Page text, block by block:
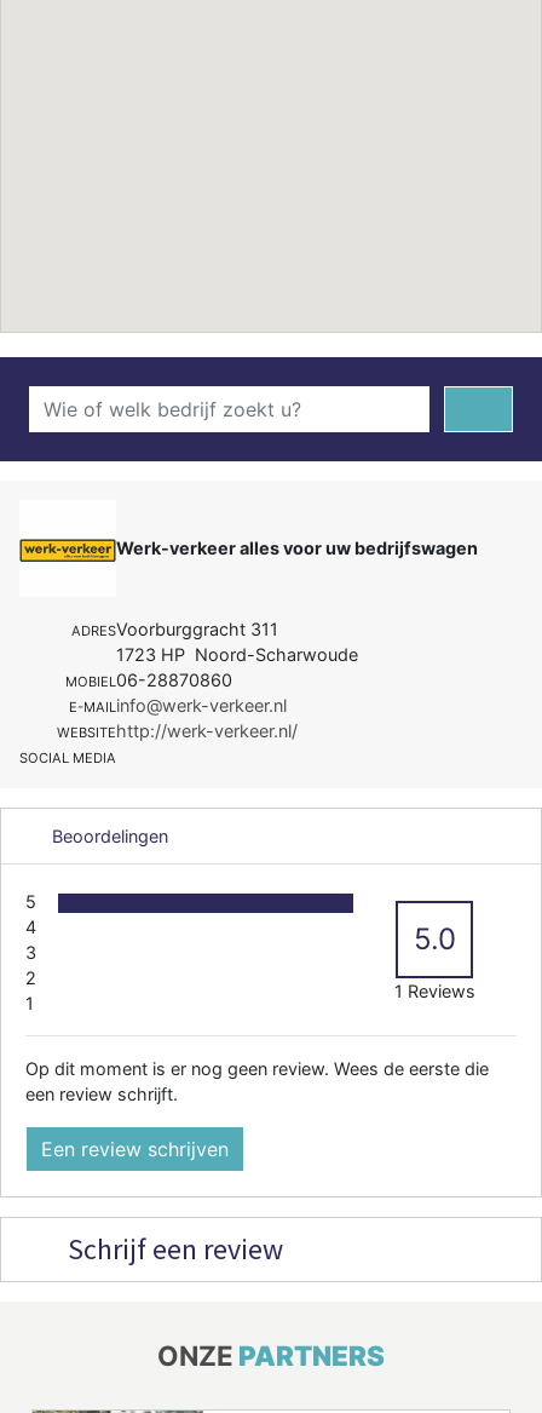
Werk-verkeer alles voor uw bedrijfswagen
ADRESVoorburggracht 311
1723 HP Noord-Scharwoude
MOBIEL06-28870860
E-MAILinfo@werk-verkeer.nl
WEBSITEhttp://werk-verkeer.nl/
SOCIAL MEDIA
Beoordelingen
5
4
3
2
1
5.0
1 Reviews
Op dit moment is er nog geen review. Wees de eerste die
een review schrijft.
Een review schrijven
Schrijf een review
ONZE PARTNERS